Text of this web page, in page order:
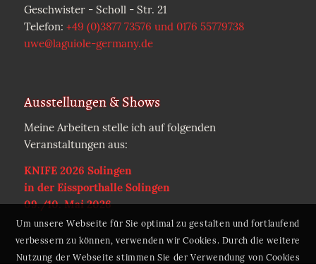
Geschwister - Scholl - Str. 21
Telefon: +49 (0)3877 73576 und 0176 55779738
uwe@laguiole-germany.de
Ausstellungen & Shows
Meine Arbeiten stelle ich auf folgenden
Veranstaltungen aus:
KNIFE 2026 Solingen
in der Eissporthalle Solingen
09./10. Mai 2026
Um unsere Webseite für Sie optimal zu gestalten und fortlaufend
verbessern zu können, verwenden wir Cookies. Durch die weitere
Nutzung der Webseite stimmen Sie der Verwendung von Cookies